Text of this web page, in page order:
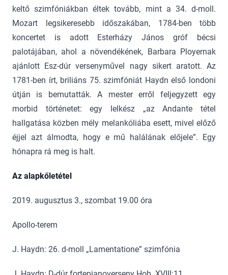
keltő szimfóniákban éltek tovább, mint a 34. d-moll.
Mozart legsikeresebb időszakában, 1784-ben több
koncertet is adott Esterházy János gróf bécsi
palotájában, ahol a növendékének, Barbara Ployernak
ajánlott Esz-dúr versenyművel nagy sikert aratott. Az
1781-ben írt, briliáns 75. szimfóniát Haydn első londoni
útján is bemutatták. A mester er­ről feljegyzett egy
morbid történetet: egy lelkész „az Andante tétel
hallgatása közben mély melankó­liába esett, mivel előző
éjjel azt álmodta, hogy e mű halálának előjele”. Egy
hónapra rá meg is halt.
Az alapkőletétel
2019. augusztus 3., szombat 19.00 óra
Apollo-terem
J. Haydn: 26. d-moll „Lamentatione” szimfónia